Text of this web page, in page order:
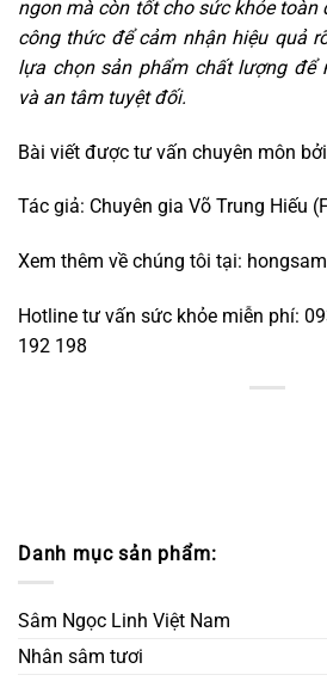
Danh mục sản phẩm:
Sâm Ngọc Linh Việt Nam
Nhân sâm tươi
ngon mà còn tốt cho sức khỏe toàn
công thức để cảm nhận hiệu quả
lựa chọn sản phẩm chất lượng để
và an tâm tuyệt đối.
Bài viết được tư vấn chuyên môn
Tác giả: Chuyên gia Võ Trung Hiếu
Xem thêm về chúng tôi tại:
Hotline tư vấn sức khỏe miễn phí:
192 198